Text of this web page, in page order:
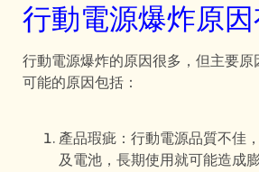
行動電源爆炸原因
行動電源爆炸的原因很多，但主要原
可能的原因包括：
產品瑕疵：行動電源品質不佳
及電池，長期使用就可能造成